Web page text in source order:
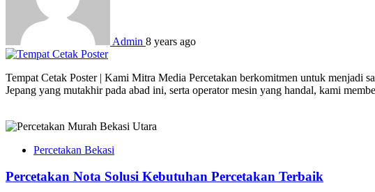
Admin 8 years ago
Tempat Cetak Poster | Kami Mitra Media Percetakan berkomitmen untuk menjadi
Jepang yang mutakhir pada abad ini, serta operator mesin yang handal, kami
Percetakan Bekasi
Percetakan Nota Solusi Kebutuhan Percetakan Terbaik